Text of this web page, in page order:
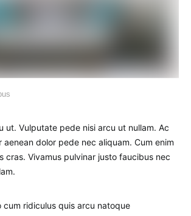
ut. Vulputate pede nisi arcu ut nullam. Ac
aenean dolor pede nec aliquam. Cum enim
cras. Vivamus pulvinar justo faucibus nec
cum ridiculus quis arcu natoque